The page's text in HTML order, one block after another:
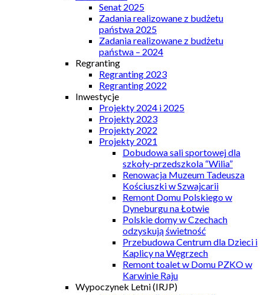
Senat 2025
Zadania realizowane z budżetu
państwa 2025
Zadania realizowane z budżetu
państwa – 2024
Regranting
Regranting 2023
Regranting 2022
Inwestycje
Projekty 2024 i 2025
Projekty 2023
Projekty 2022
Projekty 2021
Dobudowa sali sportowej dla
szkoły-przedszkola “Wilia”
Renowacja Muzeum Tadeusza
Kościuszki w Szwajcarii
Remont Domu Polskiego w
Dyneburgu na Łotwie
Polskie domy w Czechach
odzyskują świetność
Przebudowa Centrum dla Dzieci i
Kaplicy na Węgrzech
Remont toalet w Domu PZKO w
Karwinie Raju
Wypoczynek Letni (IRJP)